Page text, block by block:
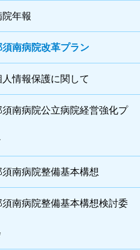
院年報
須南病院改革プラン
人情報保護に関して
須南病院公立病院経営強化プ
須南病院整備基本構想
須南病院整備基本構想検討委